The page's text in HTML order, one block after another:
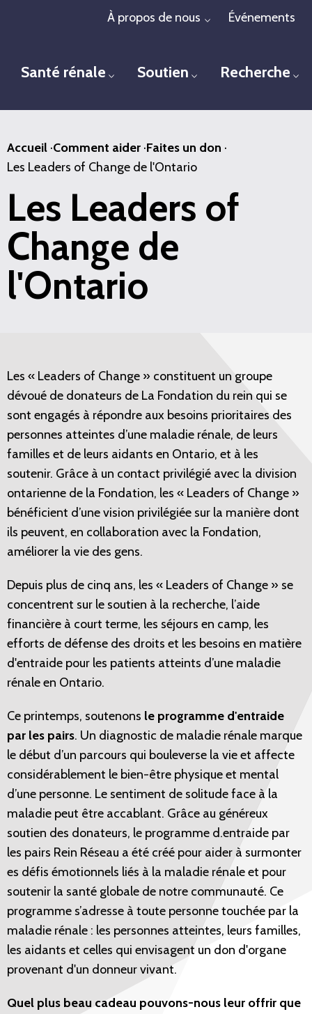
principal
À propos de nous Toggle menu
Événements
Santé rénale Toggle menu
Soutien Toggle menu
Recherche
Accueil ·Comment aider ·Faites un don ·
Les Leaders of Change de l'Ontario
Les Leaders of
Change de
l'Ontario
Les « Leaders of Change » constituent un groupe
dévoué de donateurs de La Fondation du rein qui se
sont engagés à répondre aux besoins prioritaires des
personnes atteintes d’une maladie rénale, de leurs
familles et de leurs aidants en Ontario, et à les
soutenir. Grâce à un contact privilégié avec la division
ontarienne de la Fondation, les « Leaders of Change »
bénéficient d’une vision privilégiée sur la manière dont
ils peuvent, en collaboration avec la Fondation,
améliorer la vie des gens.
Depuis plus de cinq ans, les « Leaders of Change » se
concentrent sur le soutien à la recherche, l’aide
financière à court terme, les séjours en camp, les
efforts de défense des droits et les besoins en matière
d'entraide pour les patients atteints d’une maladie
rénale en Ontario.
Ce printemps, soutenons le programme d'entraide
par les pairs. Un diagnostic de maladie rénale marque
le début d’un parcours qui bouleverse la vie et affecte
considérablement le bien-être physique et mental
d’une personne. Le sentiment de solitude face à la
maladie peut être accablant. Grâce au généreux
soutien des donateurs, le programme d.entraide par
les pairs Rein Réseau a été créé pour aider à surmonter
es défis émotionnels liés à la maladie rénale et pour
soutenir la santé globale de notre communauté. Ce
programme s’adresse à toute personne touchée par la
maladie rénale : les personnes atteintes, leurs familles,
les aidants et celles qui envisagent un don d'organe
provenant d'un donneur vivant.
Quel plus beau cadeau pouvons-nous leur offrir que